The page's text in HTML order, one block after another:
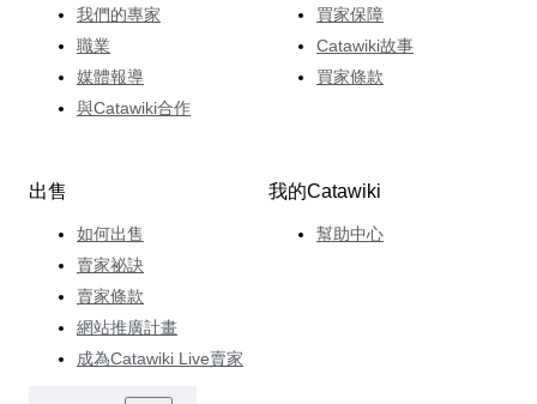
我們的專家
職業
媒體報導
與Catawiki合作
買家保障
Catawiki故事
買家條款
出售
如何出售
賣家祕訣
賣家條款
網站推廣計畫
成為Catawiki Live賣家
我的Catawiki
幫助中心